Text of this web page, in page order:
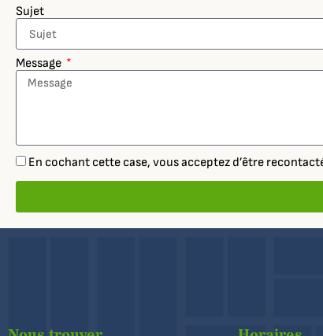
Sujet
Message
En cochant cette case, vous acceptez d’être